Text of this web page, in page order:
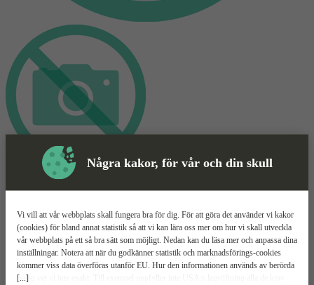
Några kakor, för vår och din skull
[...]
Vi vill att vår webbplats skall fungera bra för dig. För att göra det använder vi kakor
(cookies) för bland annat statistik så att vi kan lära oss mer om hur vi skall utveckla
vår webbplats på ett så bra sätt som möjligt. Nedan kan du läsa mer och anpassa dina
inställningar. Notera att när du godkänner statistik och marknadsförings-cookies
kommer viss data överföras utanför EU. Hur den informationen används av berörda
bolag vet vi inte exakt. Till exempel uppfyller inte USA:s lagstiftning alla de krav
Skyddsutrustning
Sågklinga Mer information
HiKOKI TCT 48T